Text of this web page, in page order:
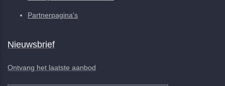
Partnerpagina's
Nieuwsbrief
Ontvang het laatste aanbod